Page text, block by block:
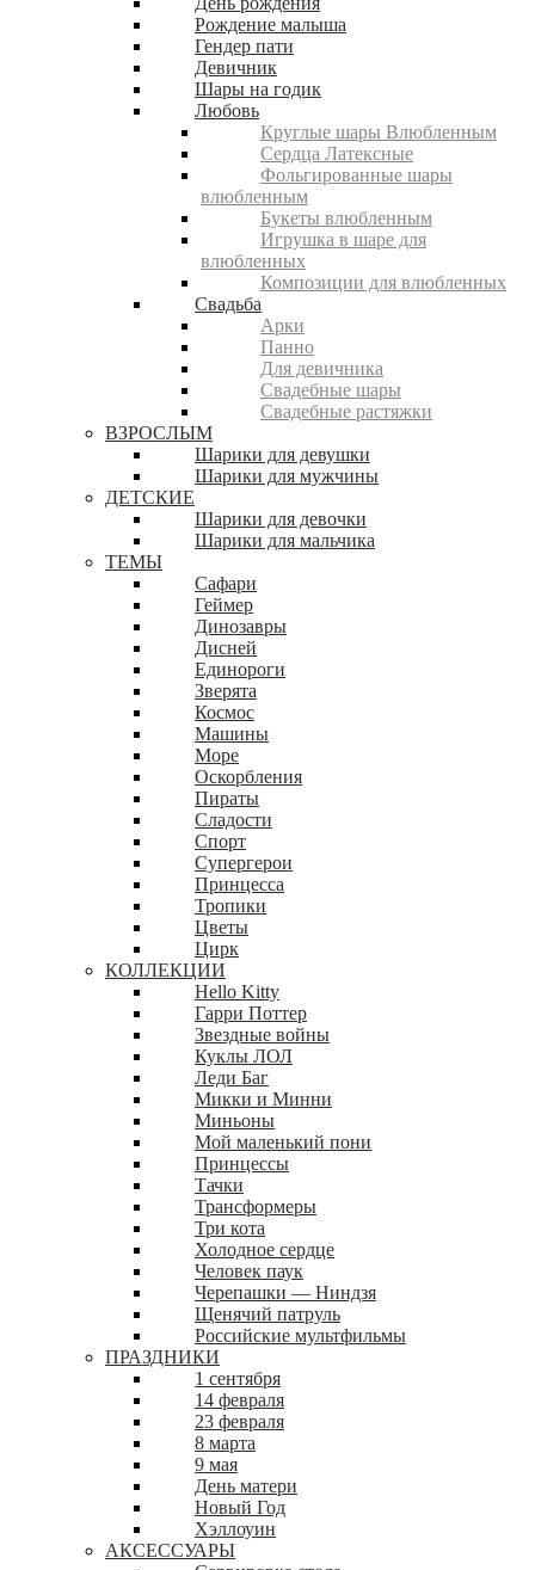
Рождение малыша
Гендер пати
Девичник
Шары на годик
Любовь
Круглые шары Влюбленным
Сердца Латексные
Фольгированные шары
влюбленным
Букеты влюбленным
Игрушка в шаре для
влюбленных
Композиции для влюбленных
Свадьба
Арки
Панно
Для девичника
Свадебные шары
Свадебные растяжки
ВЗРОСЛЫМ
Шарики для девушки
Шарики для мужчины
ДЕТСКИЕ
Шарики для девочки
Шарики для мальчика
ТЕМЫ
Сафари
Геймер
Динозавры
Дисней
Единороги
Зверята
Космос
Машины
Море
Оскорбления
Пираты
Сладости
Спорт
Супергерои
Принцесса
Тропики
Цветы
Цирк
КОЛЛЕКЦИИ
Hello Kitty
Гарри Поттер
Звездные войны
Куклы ЛОЛ
Леди Баг
Микки и Минни
Миньоны
Мой маленький пони
Принцессы
Тачки
Трансформеры
Три кота
Холодное сердце
Человек паук
Черепашки — Ниндзя
Щенячий патруль
Российские мультфильмы
ПРАЗДНИКИ
1 сентября
14 февраля
23 февраля
8 марта
9 мая
День матери
Новый Год
Хэллоуин
АКСЕССУАРЫ